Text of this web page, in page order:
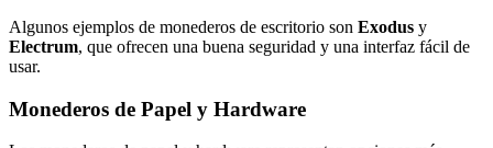
Algunos ejemplos de monederos de escritorio son Exodus y
Electrum, que ofrecen una buena seguridad y una interfaz fácil de
usar.
Monederos de Papel y Hardware